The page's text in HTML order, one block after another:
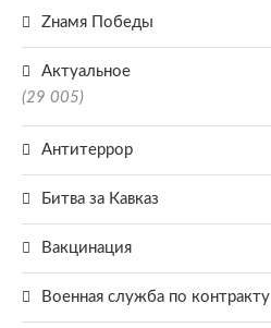
Zнамя Победы
Актуальное
(29 005)
Антитеррор
Битва за Кавказ
Вакцинация
Военная служба по контракту